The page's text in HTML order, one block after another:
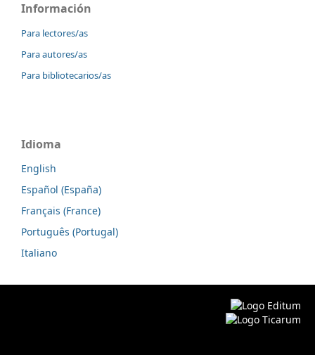
Información
Para lectores/as
Para autores/as
Para bibliotecarios/as
Idioma
English
Español (España)
Français (France)
Português (Portugal)
Italiano